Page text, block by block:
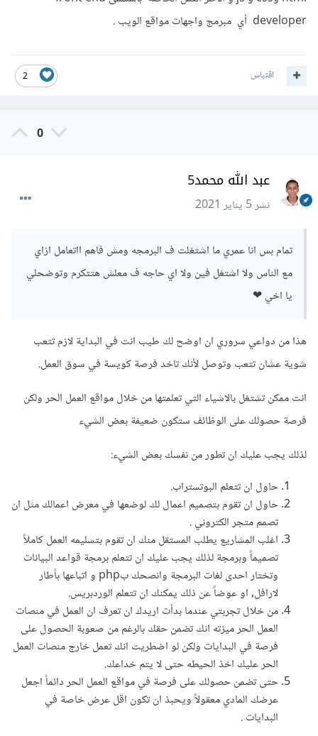
developer أي مبرمج واجهات مواقع الويب .
2 اقتباس
0
عبد الله محمد5
نشر5 يناير 2021
تمام بس انا عمري ما اشتغلت ف البرمجه ومش فاهم ااتعامل ازاي
مع الناس ولا اشتغل فين ولا اي حاجه ف معلش هتتكرم وتوضحلي
يا اخي ❤
هذا من دواعي سروري ان اوضح لك طيب انت في البداية لازم تتعب
شوية عشان تتعب وتوصل لأنك تاخد فرصة كويسة في سوق العمل.
انت ممكن تشتغل بالاشياء التي تعلمتها من خلال مواقع العمل الحر ولكن
فرصة حصولك على الوظائف ستكون ضعيفة بعض الشيء
لذلك يجب عليك ان تطور من نفسك بعض الشيء:
حاول ان تتعلم البوتستراب.
حاول ان تقوم بتصميم اعمال لك لوضعها في معرض اعمالك مثل ان
تصمم متجر الكتروني .
اغلب المشاريع يطلب المستقل منك ان تقوم بتسليمه العمل كاملاً
تصميماً وبرمجة لذلك يجب عليك ان تتعلم برمجة قواعد البيانات
وتختار احدى لغات البرمجة وانصحك بphp و اتباعها بأطار
لارافل, او عوضاً عن ذلك يمكنك ان تتعلم الوردبريس.
من خلال تجربتي عندما بدأت اريدك ان تعرف ان العمل في منصات
العمل الحر ميزته انك تضمن حقك بالرغم من صعوبة الحصول على
فرصة في البدايات ولكن لو اضطريت انك تعمل خارج منصات العمل
الحر عليك اخذ الحيطه حتى لا يتم خداعك.
حتى تضمن حصولك على فرصة في مواقع العمل الحر دائماً اجعل
عرضك المادي معقولاً ويحبذ ان تكون اقل عرض خاصة في
البدايات .